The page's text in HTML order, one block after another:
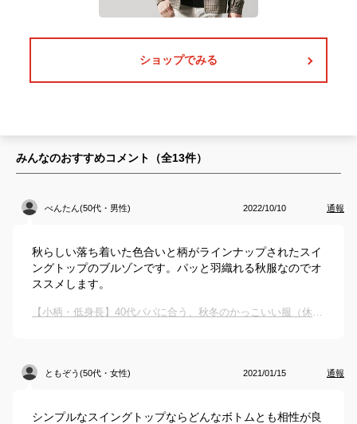
ショップでみる
みんなのおすすめコメント（全13件）
べんたん(50代・男性) 2022/10/10 通報
秋らしい落ち着いた色合いと柄がラインナップされたスイ
ングトップのブルゾンです。パッと羽織れる秋服なのでオ
ススメします。
【小柄・低身長】40代パパに合う、秋冬のかっこいい服（休日用）を教えて下さい
ともぞう(50代・女性) 2021/01/15 通報
シンプルなスイングトップならどんなボトムとも相性が良